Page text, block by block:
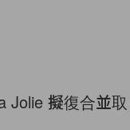
Jolie 擬復合並取